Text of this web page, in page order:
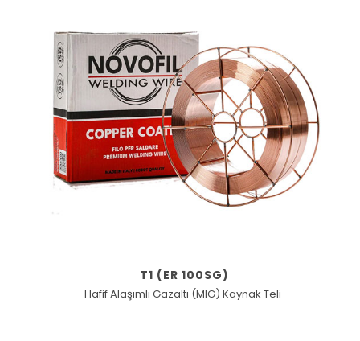
T1 (ER 100SG)
Hafif Alaşımlı Gazaltı (MIG) Kaynak Teli